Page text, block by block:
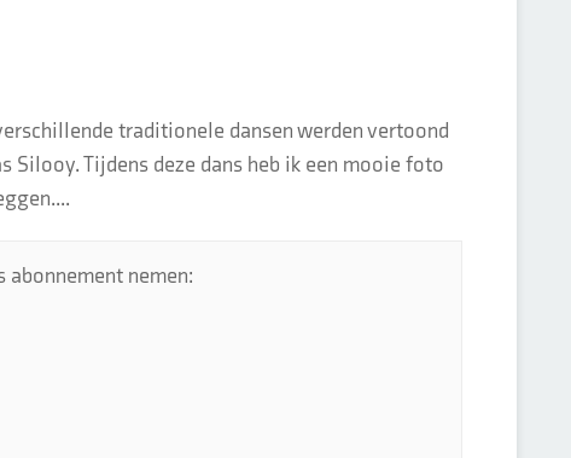
traditionele dansen werden vertoond
Silooy. Tijdens deze dans heb ik een mooie foto
abonnement nemen: